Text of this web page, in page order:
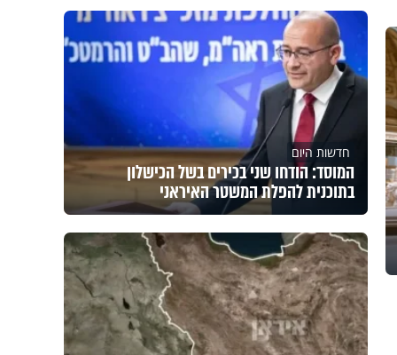
חדשות היום
המוסד: הודחו שני בכירים בשל הכישלון
בתוכנית להפלת המשטר האיראני